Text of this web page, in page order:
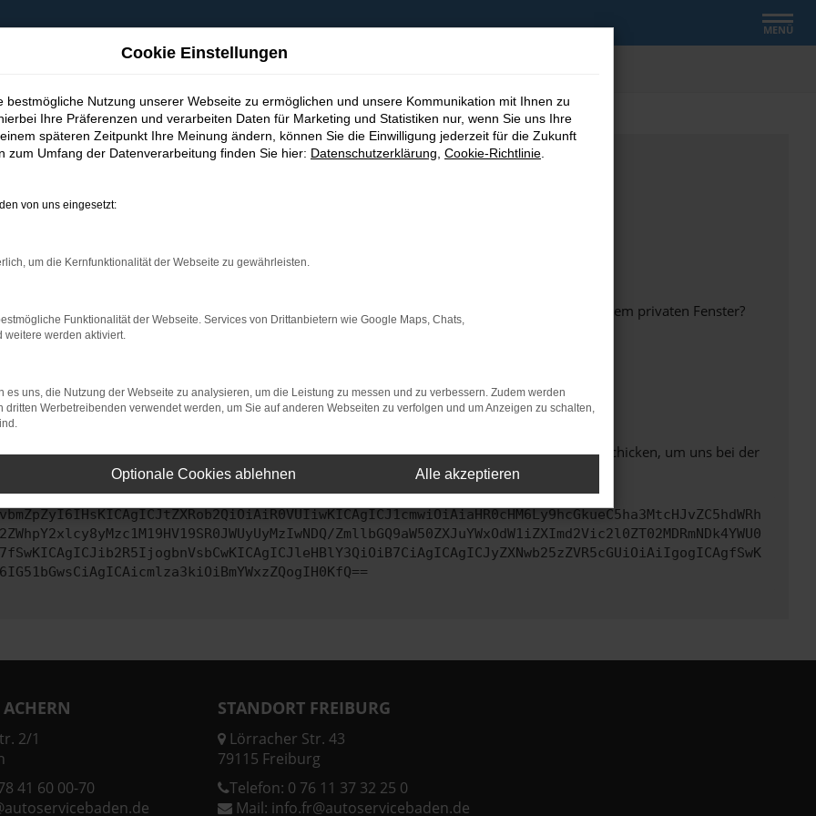
MENÜ
bestimmter Seiten verhindern. Funktioniert die Seite in einem anderen Browser oder in einem privaten Fenster?
beheben.
auf dem neuesten Stand sind.
kann auch dazu führen, dass bestimmte Funktionen nicht mehr unterstützt werden.
uns bitte. Wir werden versuchen, das Problem zu beheben. Du kannst uns diesen Text schicken, um uns bei der
ZmllbGQ9aW50ZXJuYWxOdW1iZXImd2Vic2l0ZT02MDRmNDk4YWU0
2/1
41 60 00-70
STANDORT FREIBURG
Lörracher Str. 43
79115 Freiburg
Telefon: 0 76 11 37 32 25 0
Mail: info.fr@autoservicebaden.de
Cookie Einstellungen
bestmögliche Nutzung unserer Webseite zu ermöglichen und unsere Kommunikation mit Ihnen zu
Ihre Präferenzen und verarbeiten Daten für Marketing und Statistiken nur, wenn Sie uns Ihre
späteren Zeitpunkt Ihre Meinung ändern, können Sie die Einwilligung jederzeit für die Zukunft
zum Umfang der Datenverarbeitung finden Sie hier: Datenschutzerklärung Cookie-Richtlinie
von uns eingesetzt:
um die Kernfunktionalität der Webseite zu gewährleisten.
Funktionalität der Webseite. Services von Drittanbietern wie Google Maps, Chats,
weitere werden aktiviert.
es uns, die Nutzung der Webseite zu analysieren, um die Leistung zu messen und zu verbessern. Zudem werden
dritten Werbetreibenden verwendet werden, um Sie auf anderen Webseiten zu verfolgen und um Anzeigen zu schalten,
Optionale Cookies ablehnen Alle akzeptieren